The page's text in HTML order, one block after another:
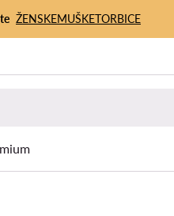
ŽENSKEMUŠKETORBICE